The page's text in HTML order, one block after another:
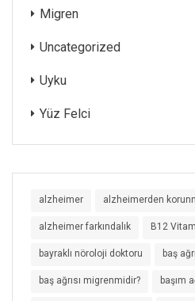
Migren
Uncategorized
Uyku
Yüz Felci
alzheimer alzheimerden
alzheimer farkındalık B12
bayraklı nöroloji doktoru baş
baş ağrısı migrenmidir? başım